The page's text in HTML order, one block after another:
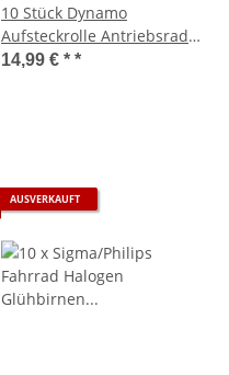
10 Stück Dynamo
Aufsteckrolle Antriebsrad
für Fahrraddynamo Ø16 mm
14,99 € * *
AUSVERKAUFT